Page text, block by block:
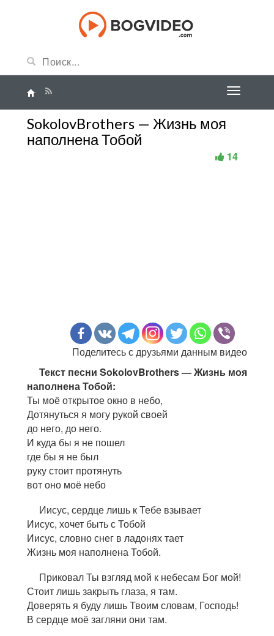
SokolovBrothers — Жизнь моя
наполнена Тобой
14
Поделитесь с друзьями данным видео
Текст песни SokolovBrothers — Жизнь моя
наполнена Тобой:
Ты моё открытое окно в небо,
Дотянуться я могу рукой своей
до него, до него.
И куда бы я не пошел
где бы я не был
руку стоит протянуть
вот оно моё небо
Иисус, сердце лишь к Тебе взывает
Иисус, хочет быть с Тобой
Иисус, словно снег в ладонях тает
Жизнь моя наполнена Тобой.
Приковал Ты взгляд мой к небесам Бог мой!
Стоит лишь закрыть глаза, я там.
Доверять я буду лишь Твоим словам, Господь!
В сердце моё загляни они там.